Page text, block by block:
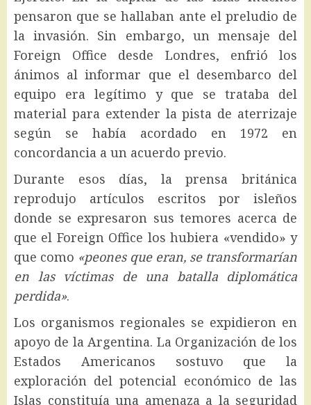
pensaron que se hallaban ante el preludio de
la invasión. Sin embargo, un mensaje del
Foreign Office desde Londres, enfrió los
ánimos al informar que el desembarco del
equipo era legítimo y que se trataba del
material para extender la pista de aterrizaje
según se había acordado en 1972 en
concordancia a un acuerdo previo.
Durante esos días, la prensa británica
reprodujo artículos escritos por isleños
donde se expresaron sus temores acerca de
que el Foreign Office los hubiera «vendido» y
que como «peones que eran, se transformarían
en las víctimas de una batalla diplomática
perdida».
Los organismos regionales se expidieron en
apoyo de la Argentina. La Organización de los
Estados Americanos sostuvo que la
exploración del potencial económico de las
Islas constituía una amenaza a la seguridad